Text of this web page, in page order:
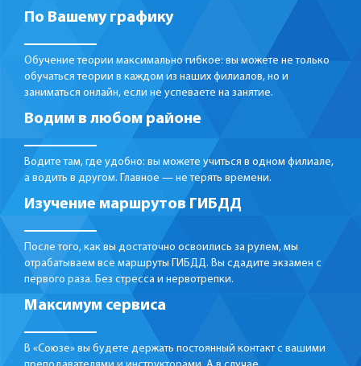
По Вашему графику
Обучение теории максимально гибкое: вы можете не только
обучаться теории в каждом из наших филиалов, но и
заниматься онлайн, если не успеваете на занятие.
Водим в любом районе
Водите там, где удобно: вы можете учиться в одном филиале,
а водить в другом. Главное — не терять времени.
Изучение маршрутов ГИБДД
После того, как вы достаточно освоились за рулем, мы
отрабатываем все маршруты ГИБДД. Вы сдадите экзамен с
первого раза. Без стресса и нервотрепки.
Максимум сервиса
В «Союзе» вы будете держать постоянный контакт с вашими